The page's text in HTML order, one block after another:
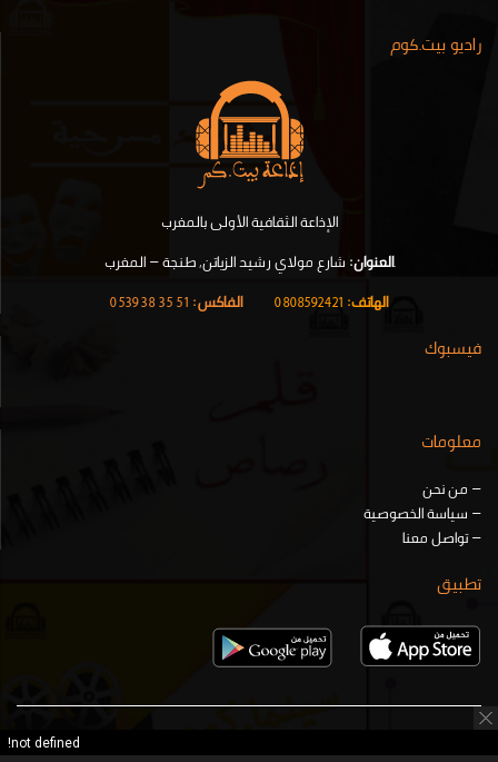
راديو بيت.كوم
الإذاعة الثقافية الأولى بالمغرب
.العنوان:شارع مولاي رشيد الزياتن, طنجة – المغرب
الهاتف:
الفاكس:
فيسبوك
معلومات
–من نحن
–سياسة الخصوصية
–تواصل معنا
تطبيق